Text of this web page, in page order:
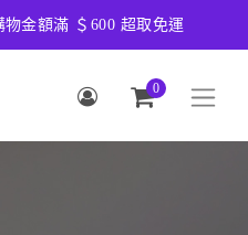
金額滿 ＄600 超取免運
0